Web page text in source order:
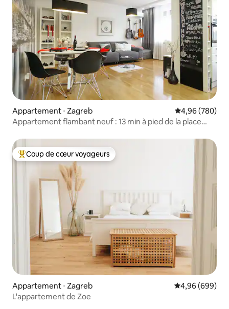
Appartement ⋅ Zagreb Évaluation
4,96 (780)
Appartement flambant neuf : 13 min à pied de la place
Coups de cœur voyageurs les plus appréciés
Coup de cœur voyageurs
Appartement ⋅ Zagreb Évaluation
4,96 (699)
L'appartement de Zoe